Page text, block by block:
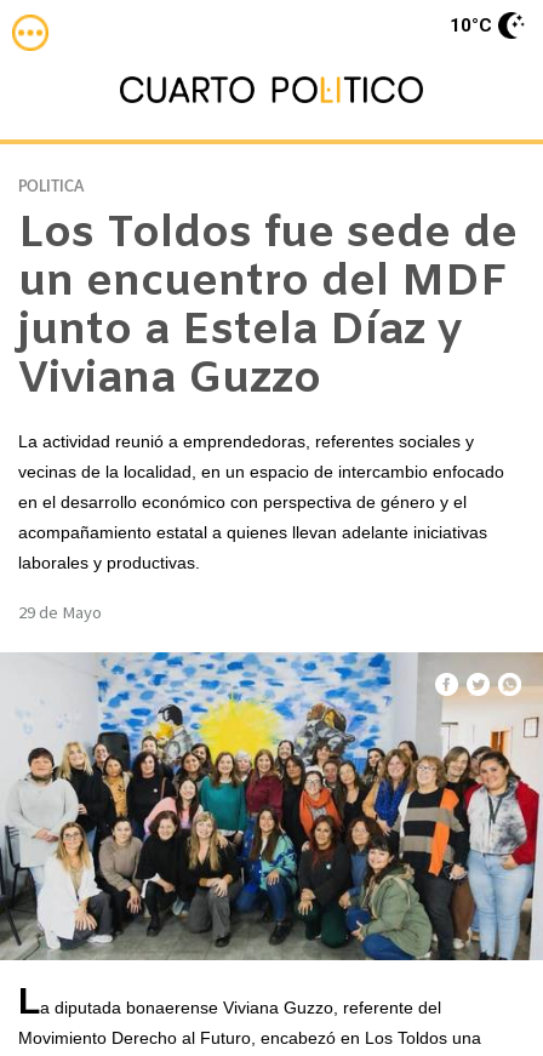
10°C
POLITICA
Los Toldos fue sede de
un encuentro del MDF
junto a Estela Díaz y
Viviana Guzzo
La actividad reunió a emprendedoras, referentes sociales y
vecinas de la localidad, en un espacio de intercambio enfocado
en el desarrollo económico con perspectiva de género y el
acompañamiento estatal a quienes llevan adelante iniciativas
laborales y productivas.
29 de Mayo
La diputada bonaerense Viviana Guzzo, referente del
Movimiento Derecho al Futuro, encabezó en Los Toldos una